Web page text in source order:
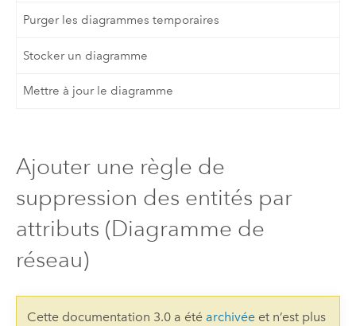
Purger les diagrammes temporaires
Stocker un diagramme
Mettre à jour le diagramme
Ajouter une règle de
suppression des entités par
attributs (Diagramme de
réseau)
Cette documentation 3.0 a été archivéeet n’est plus